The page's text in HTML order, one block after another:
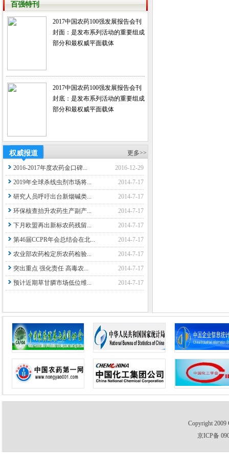
百强特刊
2017中国农药100强发展报告会刊
封面：是发布系列活动的重要组成
部分和最权威平面载体
2017中国农药100强发展报告会刊
封底：是发布系列活动的重要组成
部分和最权威平面载体
权威报道 更多>>
2016-2017年度农药金口碑...
2016-12-29
2019年全球杀线虫剂市场将...
2014-7-17
研究人员呼吁出台新烟碱类...
2014-7-17
环保核查抬升农药生产副产...
2014-7-17
下月欧盟再出新标农药残留...
2014-7-17
第46届CCPR年会总结会在北...
2014-7-17
农业部农药检定所农药检验...
2014-7-17
突出重点 强化责任 高毒农...
2014-7-17
预计近期草甘膦市场低位维...
2014-7-17
Copyright 2009
京ICP备